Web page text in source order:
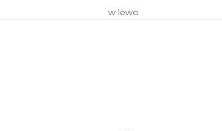
w lewo